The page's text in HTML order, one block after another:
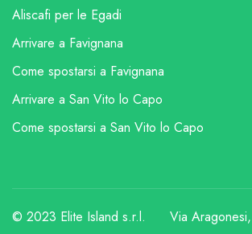
Aliscafi per le Egadi
Arrivare a Favignana
Come spostarsi a Favignana
Arrivare a San Vito lo Capo
Come spostarsi a San Vito lo Capo
© 2023 Elite Island s.r.l.
Via